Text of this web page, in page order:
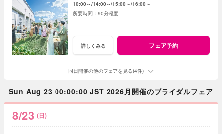
10:00～ 14:00～ 15:00～ 16:00～
90分程度
詳しくみる フェア予約
同日開催の他のフェアを見る(4件)
Sun Aug 23 00:00:00 JST 2026月開催のブライダルフェア
8/23 (日)